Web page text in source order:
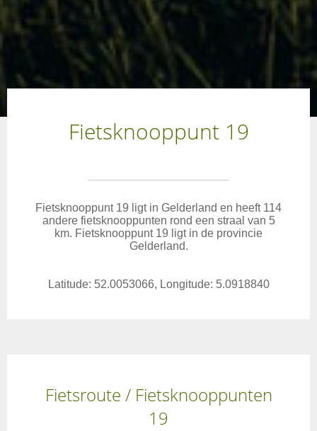
Fietsknooppunt 19
Fietsknooppunt 19 ligt in Gelderland en heeft 114
andere fietsknooppunten rond een straal van 5
km. Fietsknooppunt 19 ligt in de provincie
Gelderland.
Latitude: 52.0053066, Longitude: 5.0918840
Fietsroute / Fietsknooppunten
19